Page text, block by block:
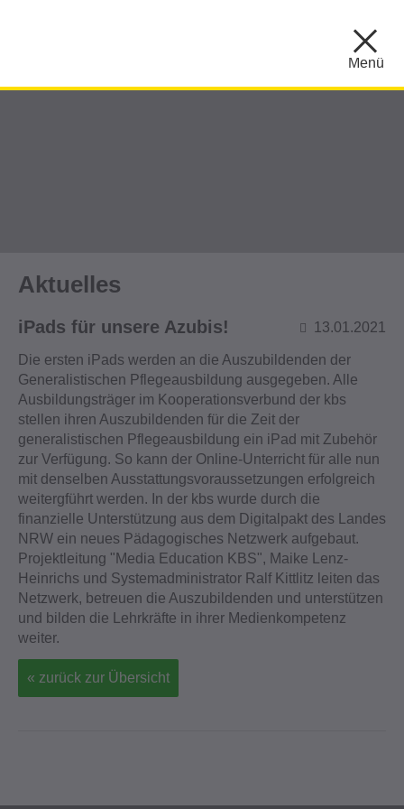
Menü
Aktuelles
iPads für unsere Azubis! 13.01.2021
Die ersten iPads werden an die Auszubildenden der
Generalistischen Pflegeausbildung ausgegeben. Alle
Ausbildungsträger im Kooperationsverbund der kbs
stellen ihren Auszubildenden für die Zeit der
generalistischen Pflegeausbildung ein iPad mit Zubehör
zur Verfügung. So kann der Online-Unterricht für alle nun
mit denselben Ausstattungsvoraussetzungen erfolgreich
weitergführt werden. In der kbs wurde durch die
finanzielle Unterstützung aus dem Digitalpakt des Landes
NRW ein neues Pädagogisches Netzwerk aufgebaut.
Projektleitung "Media Education KBS", Maike Lenz-
Heinrichs und Systemadministrator Ralf Kittlitz leiten das
Netzwerk, betreuen die Auszubildenden und unterstützen
und bilden die Lehrkräfte in ihrer Medienkompetenz
weiter.
« zurück zur Übersicht